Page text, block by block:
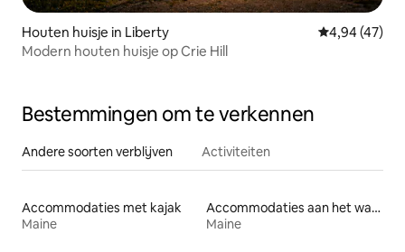
Houten huisje in Liberty Gemiddelde
4,94 (47)
Modern houten huisje op Crie Hill
Bestemmingen om te verkennen
Andere soorten verblijven Activiteiten
Accommodaties met kajak
Maine
Accommodaties aan het water
Maine